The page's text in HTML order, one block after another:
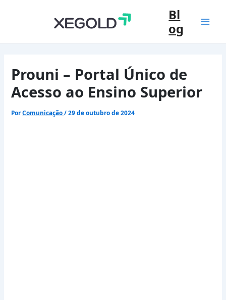
Bl
og
Prouni – Portal Único de
Acesso ao Ensino Superior
PorComunicação/29 de outubro de 2024